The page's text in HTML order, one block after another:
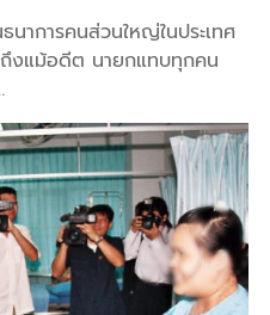
าการคนส่วนใหญ่ในประเทศ
งแม้อดีต นายกแทบทุกคน